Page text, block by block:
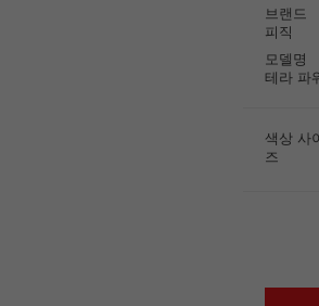
브랜드
피직
모델명
테라 파
색상 사
즈